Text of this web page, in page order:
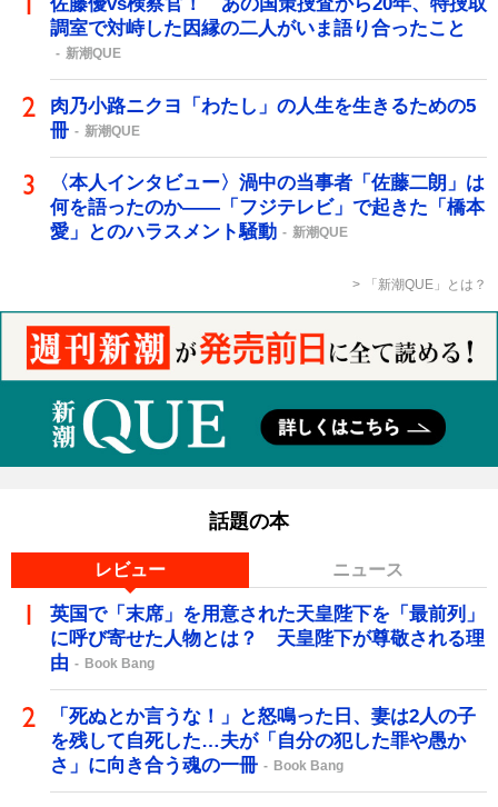
調室で対峙した因縁の二人がいま語り合ったこと
新潮QUE
肉乃小路ニクヨ「わたし」の人生を生きるための5
冊
新潮QUE
〈本人インタビュー〉渦中の当事者「佐藤二朗」は
何を語ったのか――「フジテレビ」で起きた「橋本
愛」とのハラスメント騒動
新潮QUE
「新潮QUE」とは？
話題の本
レビュー ニュース
英国で「末席」を用意された天皇陛下を「最前列」
に呼び寄せた人物とは？ 天皇陛下が尊敬される理
由
Book Bang
「死ぬとか言うな！」と怒鳴った日、妻は2人の子
を残して自死した…夫が「自分の犯した罪や愚か
さ」に向き合う魂の一冊
Book Bang